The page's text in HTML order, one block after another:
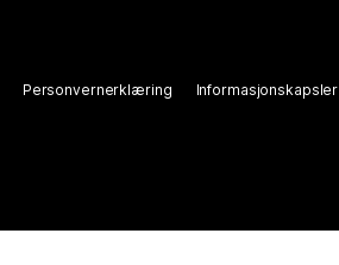
Personvernerklæring Informasjonskapsler